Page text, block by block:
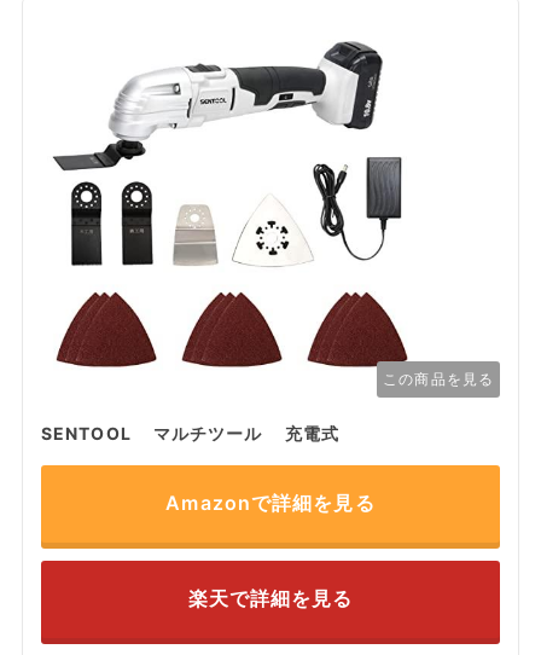
この商品を見る
SENTOOL マルチツール 充電式
Amazonで詳細を見る
楽天で詳細を見る